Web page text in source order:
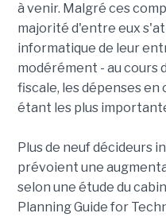
à venir. Malgré ces
majorité d'entre eux
informatique de leur
modérément - au cours
fiscale, les dépenses
étant les plus
Plus de neuf décideurs
prévoient une
selon une étude du
Planning Guide for